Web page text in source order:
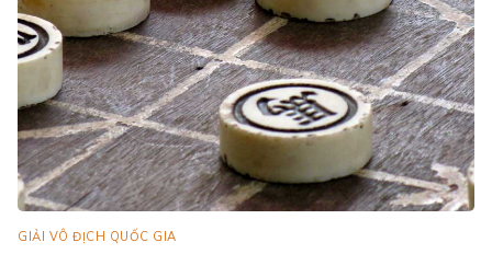
GIẢI VÔ ĐỊCH QUỐC GIA